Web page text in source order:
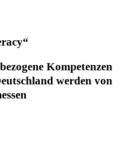
Kom­pe­ten­zen
wer­den von